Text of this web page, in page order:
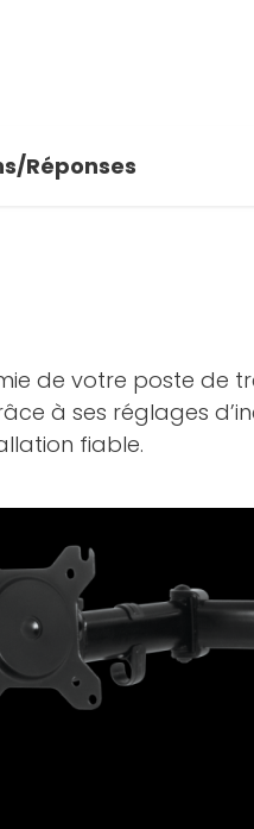
Réponses
de votre poste de
à ses réglages
fiable.